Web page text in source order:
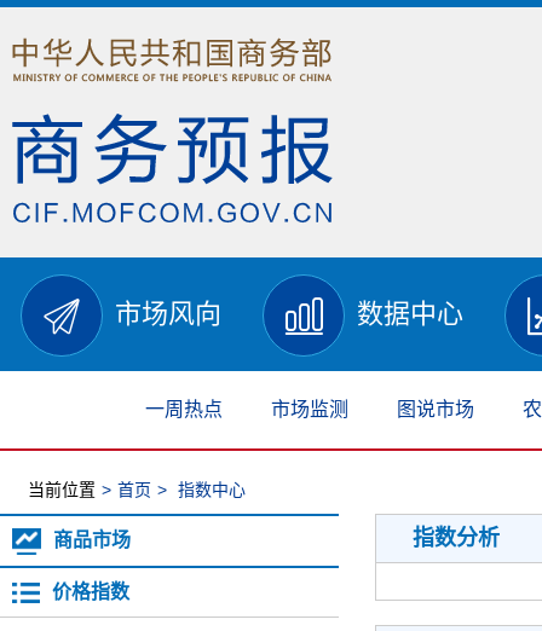
市场风向 数据中心
一周热点 市场监测 图说市场
当前位置 > 首页 > 指数中心
商品市场
价格指数
指数分析